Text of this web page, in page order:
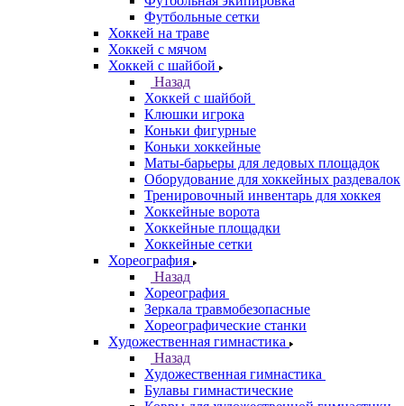
Футбольные сетки
Хоккей на траве
Хоккей с мячом
Хоккей с шайбой
Назад
Хоккей с шайбой
Клюшки игрока
Коньки фигурные
Коньки хоккейные
Маты-барьеры для ледовых площадок
Оборудование для хоккейных раздевалок
Тренировочный инвентарь для хоккея
Хоккейные ворота
Хоккейные площадки
Хоккейные сетки
Хореография
Назад
Хореография
Зеркала травмобезопасные
Хореографические станки
Художественная гимнастика
Назад
Художественная гимнастика
Булавы гимнастические